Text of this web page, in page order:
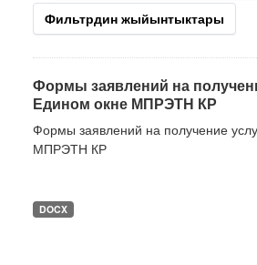
Фильтрдин жыйынтыктары
Формы заявлений на
Едином окне МПРЭТН КР
Формы заявлений на получение
МПРЭТН КР
DOCX